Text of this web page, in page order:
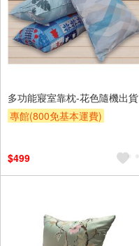
多功能寢室靠枕-花色隨機出貨
專館(800免基本運費)
$499